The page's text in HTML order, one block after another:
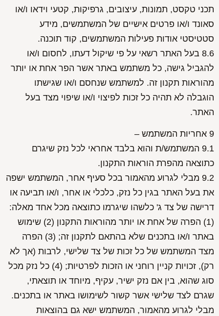
תכני טקסט, תמונות, עיצובים, גרפיקות, קטעי וידאו ו/או
סאונד ו/או פרטים אישיים של המשתמשים, מידע
סטטיסטי אודות פעילות המשתמשים, קוד תוכנה.
8.6 בעל האתר רשאי על פי שיקול דעתו, לחסום ו/או
להגביל גישה, כל משתמש באתר אשר הפר אחת או יותר
מהוראות תקנון זה. למשתמש שנחסם ו/או שגישתו
הוגבלה לא תהיה כל זכות לפיצוי ו/או שיפוי מצד בעל
האתר.
9 אחריות המשתמש –
9.1 המשתמש/ת והוא בלבד אחראי לכל נזק שיגרם
כתוצאה מהפרת הוראות התקנון.
9.2 מבלי לגרוע מהאמור בכל סעיף אחר, המשתמש ישפה
את בעל האתר בגין כל נזק, כלכלי או אחר, ו/או תביעה או
דרישה של צד ג' כלשהו שיגרמו כתוצאה מכל אחד מאלה:
(1) הפרה של אחת או יותר מהוראות התקנון (2) שימוש
באתר ו/או בתכנים שלא בהתאם לתקנון זה; (3) הפרה
מצד המשתמש של כל זכות של צד שלישי, לרבות (אך לא
רק), זכויות קניין רוחני או הזכות לפרטיות; (4) כל נזק מכל
סוג שהוא, בין אם נזק ישיר, עקיף, מיוחד או תוצאתי,
שגרם לצד שלישי אשר קשור לשימושו באתר או בתכנים.
מבלי לגרוע מהאמור, המשתמש ישא גם בהוצאות